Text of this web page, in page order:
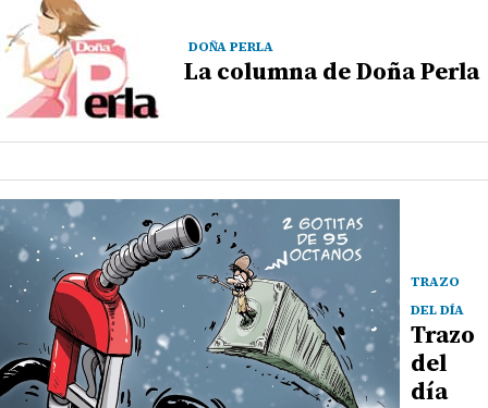
DOÑA PERLA
La columna de Doña Perla
TRAZO
DEL DÍA
Trazo
del
día